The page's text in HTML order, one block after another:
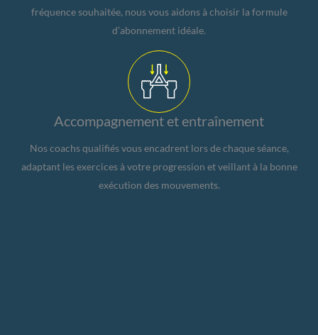
fréquence souhaitée, nous vous aidons à choisir la formule
d’abonnement idéale.
Accompagnement et entraînement
Nos coachs qualifiés vous encadrent lors de chaque séance,
adaptant les exercices à votre progression et veillant à la bonne
exécution des mouvements.